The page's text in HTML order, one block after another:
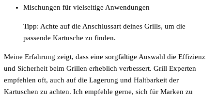
Mischungen für vielseitige Anwendungen
Tipp: Achte auf die Anschlussart deines Grills, um die
passende Kartusche zu finden.
Meine Erfahrung zeigt, dass eine sorgfältige Auswahl die Effizienz
und Sicherheit beim Grillen erheblich verbessert. Grill Experten
empfehlen oft, auch auf die Lagerung und Haltbarkeit der
Kartuschen zu achten. Ich empfehle gerne, sich für Marken zu